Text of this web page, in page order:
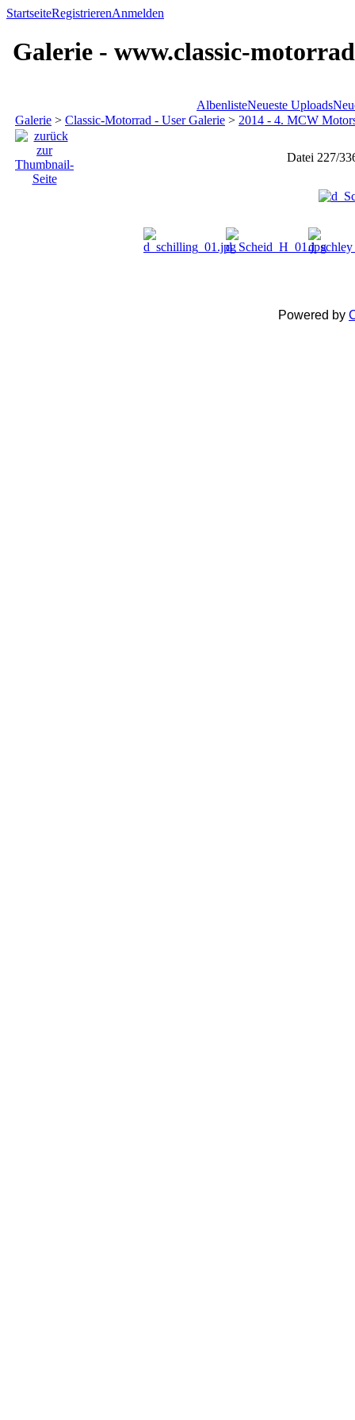
StartseiteRegistrierenAnmelden
Galerie - www.classic-
AlbenlisteNeueste Uploads
Galerie > Classic-Motorrad - User Galerie > 2014 - 4. MCW
Datei 227/
Powered by